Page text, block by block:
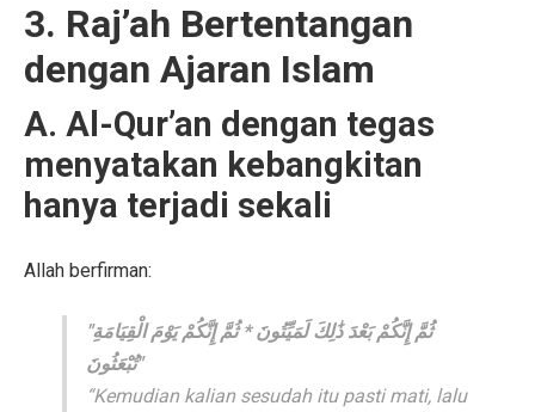
3. Raj’ah Bertentangan
dengan Ajaran Islam
A. Al-Qur’an dengan tegas
menyatakan kebangkitan
hanya terjadi sekali
Allah berfirman:
"ثُمَّ إِنَّكُمْ بَعْدَ ذَٰلِكَ لَمَيِّتُونَ * ثُمَّ إِنَّكُمْ يَوْمَ الْقِيَامَةِ
تُبْعَثُونَ"
“Kemudian kalian sesudah itu pasti mati, lalu